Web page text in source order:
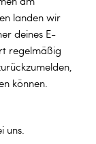
landen wir
deines E-
regelmäßig
können.
uns.